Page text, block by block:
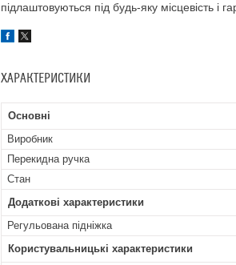
підлаштовуються під будь-яку місцевість і
ХАРАКТЕРИСТИКИ
Основні
Виробник
Перекидна ручка
Стан
Додаткові характеристики
Регульована підніжка
Користувальницькі характеристики